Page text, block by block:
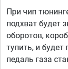
При чип
подхват будет
оборотов,
тупить, и будет
педаль газа